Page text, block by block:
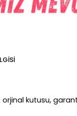
orjinal kutusu,